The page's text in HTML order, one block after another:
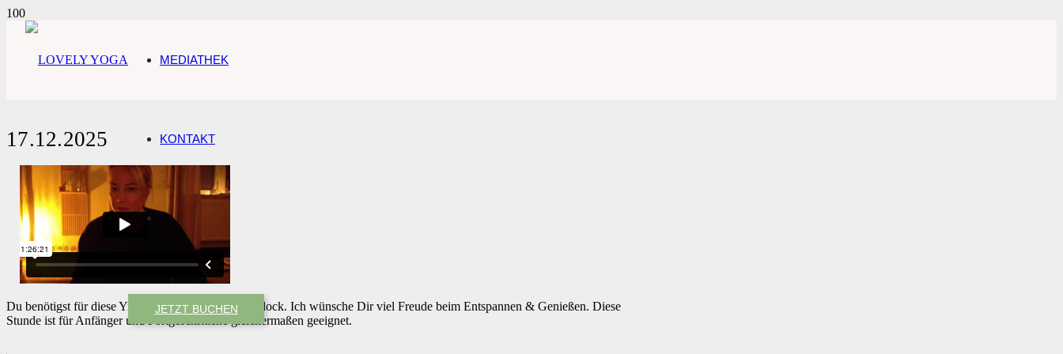
MEDIATHEK
KONTAKT
JETZT BUCHEN
17.12.2025
Du benötigst für diese Yin Yogastunde einen Yogablock. Ich wünsche Dir viel Freude beim Entspannen & Genießen. Diese
Stunde ist für Anfänger und Fortgeschrittene gleichermaßen geeignet.